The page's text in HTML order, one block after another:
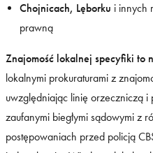
Chojnicach, Lęborku i innych
prawną
Znajomość lokalnej specyfiki to
lokalnymi prokuraturami z
uwzględniając linię orzeczniczą i
zaufanymi biegłymi sądowymi z
postępowaniach przed policją